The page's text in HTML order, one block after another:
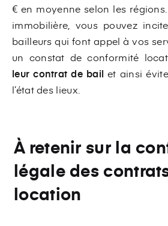
€ en moyenne selon les
immobilière, vous pouvez
bailleurs qui font appel à vos
un constat de conformité
leur contrat de bailet ainsi
l’état des lieux.
À retenir sur la
légale des
location